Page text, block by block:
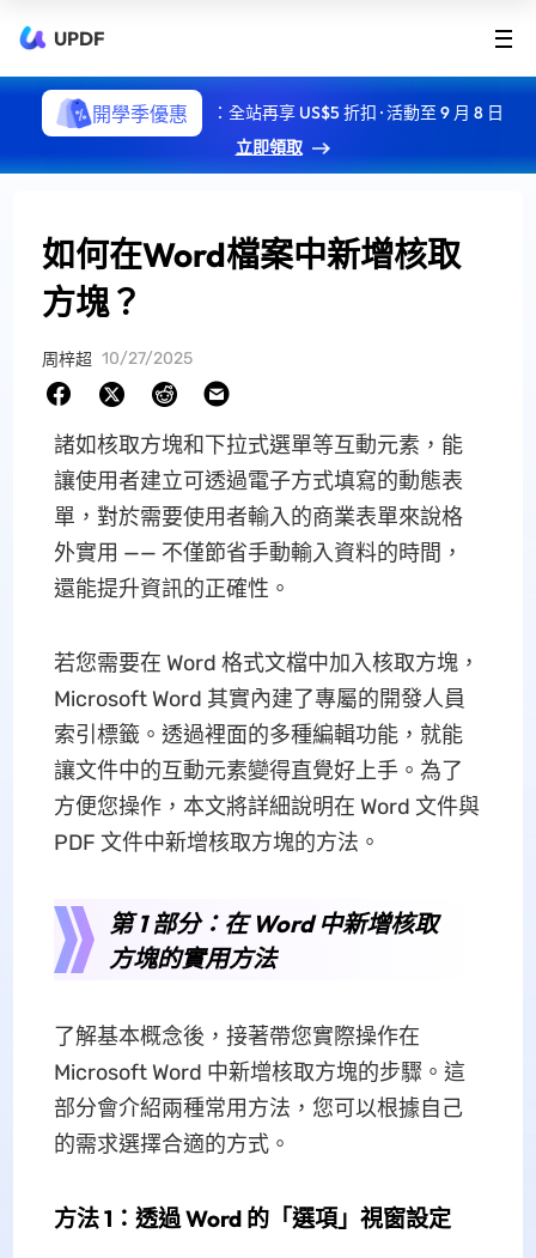
UPDF
開學季優惠
：全站再享 US$5 折扣 · 活動至 9 月 8 日
立即領取
如何在Word檔案中新增核取
方塊？
周梓超 10/27/2025
諸如核取方塊和下拉式選單等互動元素，能
讓使用者建立可透過電子方式填寫的動態表
單，對於需要使用者輸入的商業表單來說格
外實用 —— 不僅節省手動輸入資料的時間，
還能提升資訊的正確性。
若您需要在 Word 格式文檔中加入核取方塊，
Microsoft Word 其實內建了專屬的開發人員
索引標籤。透過裡面的多種編輯功能，就能
讓文件中的互動元素變得直覺好上手。為了
方便您操作，本文將詳細說明在 Word 文件與
PDF 文件中新增核取方塊的方法。
第 1 部分：在 Word 中新增核取
方塊的實用方法
了解基本概念後，接著帶您實際操作在
Microsoft Word 中新增核取方塊的步驟。這
部分會介紹兩種常用方法，您可以根據自己
的需求選擇合適的方式。
方法 1：透過 Word 的「選項」視窗設定